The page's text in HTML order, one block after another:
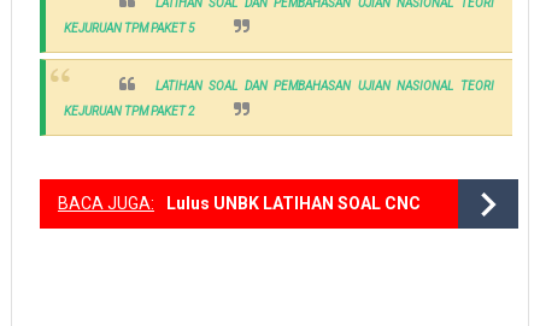
LATIHAN SOAL DAN PEMBAHASAN UJIAN NASIONAL TEORI
KEJURUAN TPM PAKET 5
LATIHAN SOAL DAN PEMBAHASAN UJIAN NASIONAL TEORI
KEJURUAN TPM PAKET 2
BACA JUGA: Lulus UNBK LATIHAN SOAL CNC